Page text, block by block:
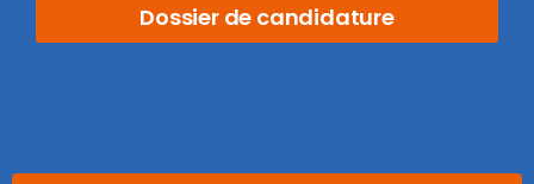
Dossier de candidature